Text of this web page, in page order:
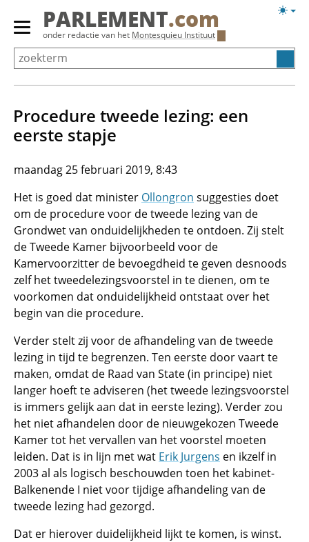
Overslaan
Primair
menu
tonen/verbergen
PARLEMENT.com
onder redactie van het Montesquieu Instituut
Procedure tweede lezing: een
eerste stapje
maandag 25 februari 2019, 8:43
Het is goed dat minister Ollongron suggesties doet
om de procedure voor de tweede lezing van de
Grondwet van onduidelijkheden te ontdoen. Zij stelt
de Tweede Kamer bijvoorbeeld voor de
Kamervoorzitter de bevoegdheid te geven desnoods
zelf het tweedelezingsvoorstel in te dienen, om te
voorkomen dat onduidelijkheid ontstaat over het
begin van die procedure.
Verder stelt zij voor de afhandeling van de tweede
lezing in tijd te begrenzen. Ten eerste door vaart te
maken, omdat de Raad van State (in principe) niet
langer hoeft te adviseren (het tweede lezingsvoorstel
is immers gelijk aan dat in eerste lezing). Verder zou
het niet afhandelen door de nieuwgekozen Tweede
Kamer tot het vervallen van het voorstel moeten
leiden. Dat is in lijn met wat Erik Jurgens en ikzelf in
2003 al als logisch beschouwden toen het kabinet-
Balkenende I niet voor tijdige afhandeling van de
tweede lezing had gezorgd.
Dat er hierover duidelijkheid lijkt te komen, is winst.